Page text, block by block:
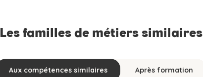
Les familles de métiers similaires
Aux compétences similaires Après formation